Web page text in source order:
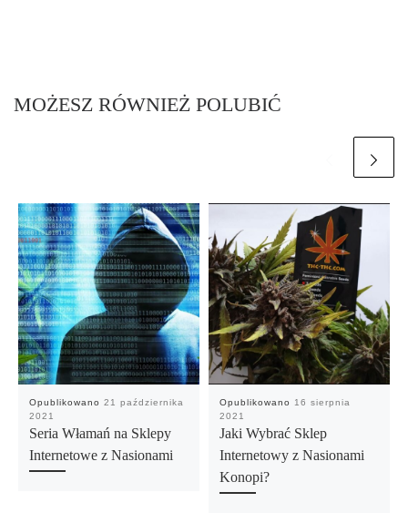
MOŻESZ RÓWNIEŻ POLUBIĆ
Opublikowano 21 października
2021
Seria Włamań na Sklepy
Internetowe z Nasionami
Opublikowano
16 sierpnia
2021
Jaki Wybrać Sklep
Internetowy z Nasionami
Konopi?